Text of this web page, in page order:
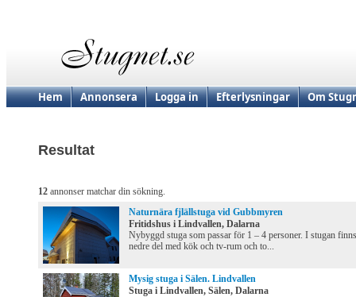
Hem Annonsera Logga in Efterlysningar Om
Resultat
12 annonser matchar din sökning.
Naturnära fjlällstuga vid Gubbmyren
Fritidshus i Lindvallen, Dalarna
Nybyggd stuga som passar för 1 – 4 personer. I stugan
nedre del med kök och tv-rum och to...
Mysig stuga i Sälen. Lindvallen
Stuga i Lindvallen, Sälen, Dalarna